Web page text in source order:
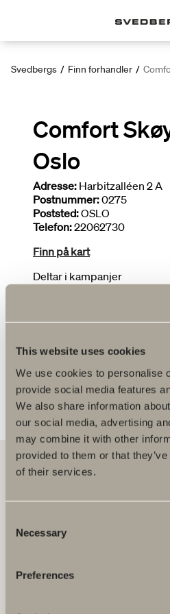
This website uses cookies
We use cookies to personalise
provide social media features
We also share information
our social media, advertising
may combine it with other
provided to them or that
of their services.
Selection
Necessary
Preferences
Svedbergs / Finn forhandler /
Comfort
Oslo
Adresse: Harbitzalléen 2 A
Postnummer:0275
Poststed:OSLO
Telefon:22062730
Finn på kart
Deltar i kampanjer
FLERE FORHANDLERE
Verkstadsvägen 1,
SE 514 60 Dalstorp, Sverige